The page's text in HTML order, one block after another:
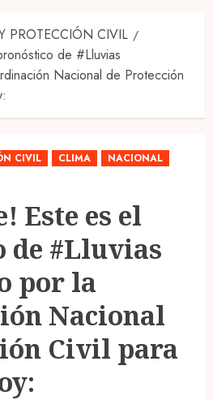
PROTECCIÓN CIVIL
de #Lluvias
Nacional de Protección
CIVIL CLIMA
NACIONAL
Este es el
de #Lluvias
por la
Nacional
Civil para